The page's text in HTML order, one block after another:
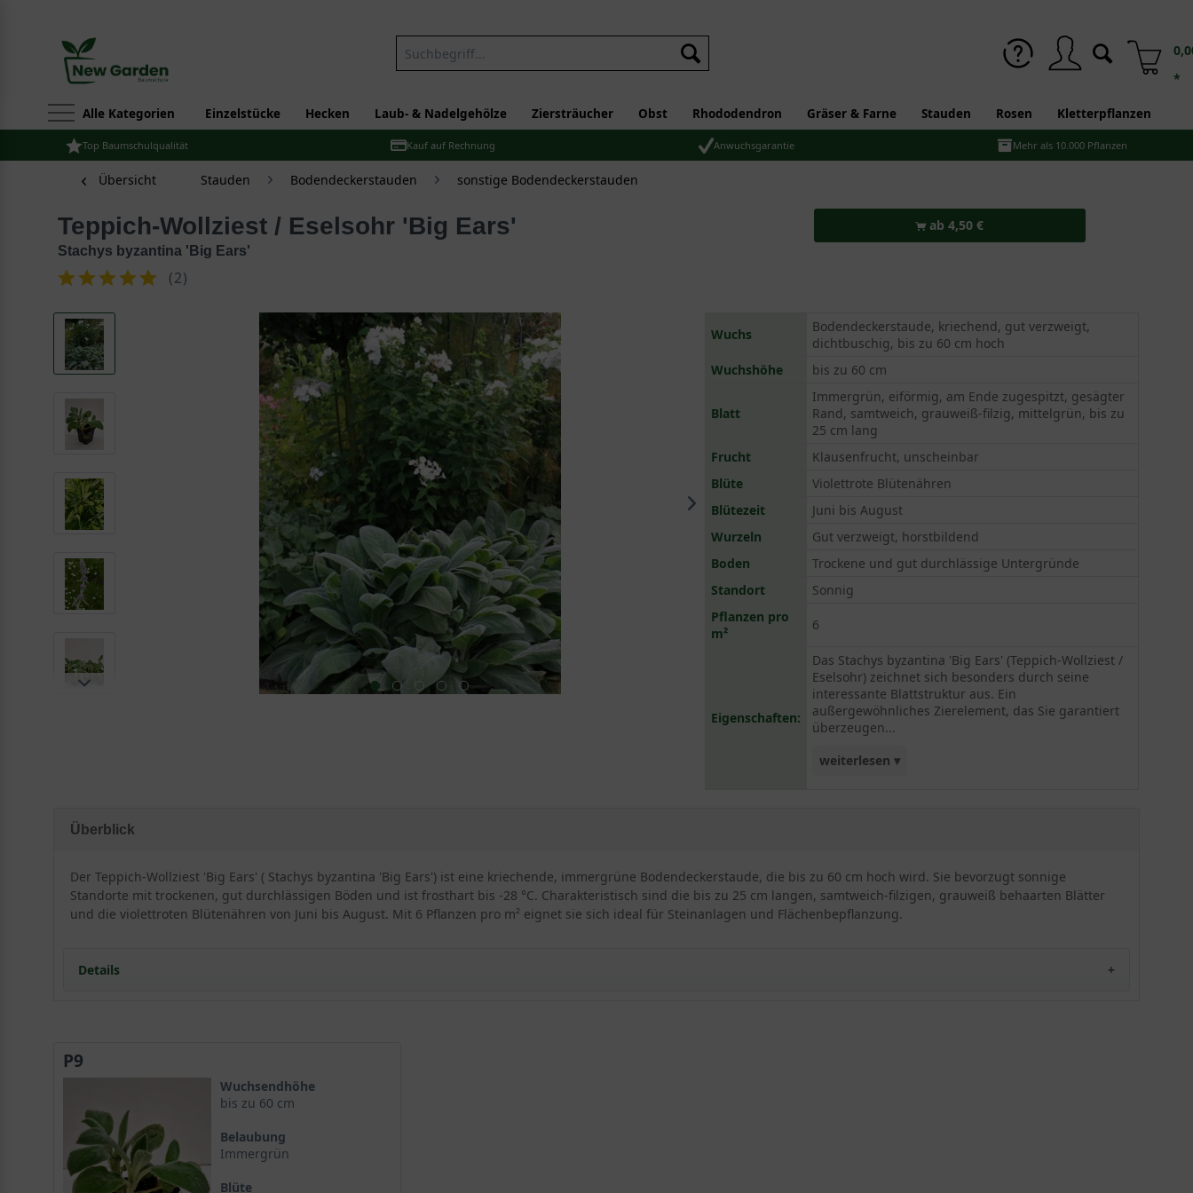
*
Alle Kategorien Einzelstücke Hecken Laub- & Nadelgehölze Ziersträucher Obst Rhododendron Gräser & Farne Stauden Rosen Kletterpflanzen
Top Baumschulqualität Kauf auf Rechnung Anwuchsgarantie Mehr als 10.000 Pflanzen
Übersicht Stauden Bodendeckerstauden sonstige Bodendeckerstauden
Teppich-Wollziest / Eselsohr 'Big Ears'
Stachys byzantina 'Big Ears'
(2)
ab 4,50 €
Wuchs
Bodendeckerstaude, kriechend, gut verzweigt,
dichtbuschig, bis zu 60 cm hoch
Wuchshöhe
bis zu 60 cm
Blatt
Immergrün, eiförmig, am Ende zugespitzt, gesägter
Rand, samtweich, grauweiß-filzig, mittelgrün, bis zu
25 cm lang
Frucht
Klausenfrucht, unscheinbar
Blüte
Violettrote Blütenähren
Blütezeit
Juni bis August
Wurzeln
Gut verzweigt, horstbildend
Boden
Trockene und gut durchlässige Untergründe
Standort
Sonnig
Pflanzen pro
m²
6
Eigenschaften:
Das Stachys byzantina 'Big Ears' (Teppich-Wollziest /
Eselsohr) zeichnet sich besonders durch seine
interessante Blattstruktur aus. Ein
außergewöhnliches Zierelement, das Sie garantiert
überzeugen...
weiterlesen ▾
Sie den Teppich-Wollziest in der Sonne und
vermeiden Sie Staunässe. Die Staude kann mit 6
Pflanzen pro Quadratmeter im freien Feld stehen
oder auch in Steinanlagen gepflanzt werden. Sie
Überblick
Der Teppich-Wollziest 'Big Ears' ( Stachys byzantina 'Big Ears') ist eine kriechende, immergrüne Bodendeckerstaude, die bis zu 60 cm hoch wird. Sie bevorzugt sonnige
Standorte mit trockenen, gut durchlässigen Böden und ist frosthart bis -28 °C. Charakteristisch sind die bis zu 25 cm langen, samtweich-filzigen, grauweiß behaarten Blätter
und die violettroten Blütenähren von Juni bis August. Mit 6 Pflanzen pro m² eignet sie sich ideal für Steinanlagen und Flächenbepflanzung.
Details
Standort und Boden
Optimale Standortbedingungen für den Teppich-Wollziest
Bodenansprüche von Stachys byzantina 'Big Ears'
Blüte und Blattwerk von Eselsohr 'Big Ears'
Die großen filzigen Blätter von Stachys byzantina 'Big Ears'
Die violettroten Blütenähren
Verwendung im Garten
P9
Wuchsendhöhe
bis zu 60 cm
Belaubung
Immergrün
Blüte